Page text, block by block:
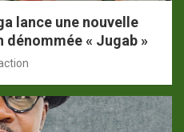
lance une nouvelle
dénommée « Jugab »